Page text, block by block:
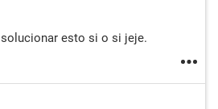
esto si o si jeje.